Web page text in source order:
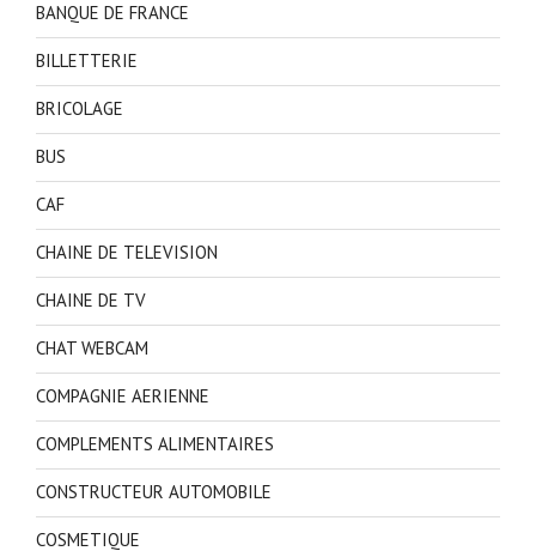
BANQUE DE FRANCE
BILLETTERIE
BRICOLAGE
BUS
CAF
CHAINE DE TELEVISION
CHAINE DE TV
CHAT WEBCAM
COMPAGNIE AERIENNE
COMPLEMENTS ALIMENTAIRES
CONSTRUCTEUR AUTOMOBILE
COSMETIQUE